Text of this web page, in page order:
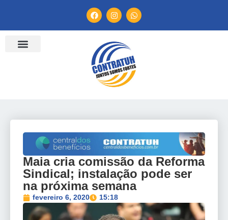
Maia cria comissão da Reforma
Sindical; instalação pode ser
na próxima semana
fevereiro 6, 2020 15:18